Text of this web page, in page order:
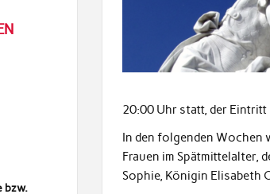
20:00 Uhr statt, der
In den folgenden Wochen
Frauen im Spätmittelalter,
Sophie, Königin Elisabeth
bzw.